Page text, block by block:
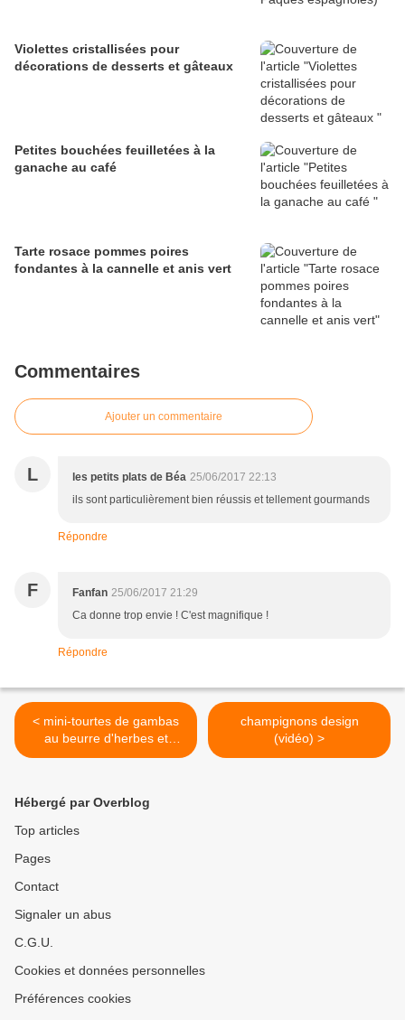
Violettes cristallisées pour
décorations de desserts et gâteaux
Petites bouchées feuilletées à la
ganache au café
Tarte rosace pommes poires
fondantes à la cannelle et anis vert
Commentaires
Ajouter un commentaire
L les petits plats de Béa 25/06/2017 22:13
ils sont particulièrement bien réussis et tellement gourmands
Répondre
F Fanfan 25/06/2017 21:29
Ca donne trop envie ! C'est magnifique !
Répondre
< mini-tourtes de gambas
au beurre d'herbes et
salicorne
champignons design
(vidéo) >
Hébergé par Overblog
Top articles
Pages
Contact
Signaler un abus
C.G.U.
Cookies et données personnelles
Préférences cookies